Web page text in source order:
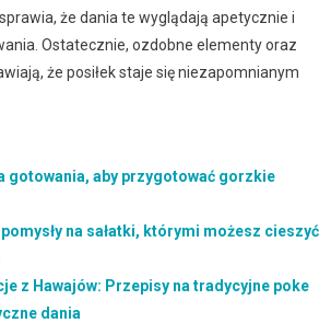
że dania te wyglądają apetycznie i
Ostatecznie, ozdobne elementy oraz
że posiłek staje się niezapomnianym
gotowania, aby przygotować gorzkie
na sałatki, którymi możesz cieszyć
z Hawajów: Przepisy na tradycyjne poke
dania